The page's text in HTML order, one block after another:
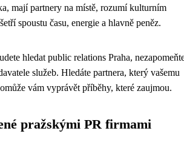
mají partnery na místě, rozumí kulturním
spoustu času, energie a hlavně peněz.
hledat public relations Praha,
služeb. Hledáte partnera, který vašemu
vám vyprávět příběhy, které zaujmou.
pražskými PR firmami